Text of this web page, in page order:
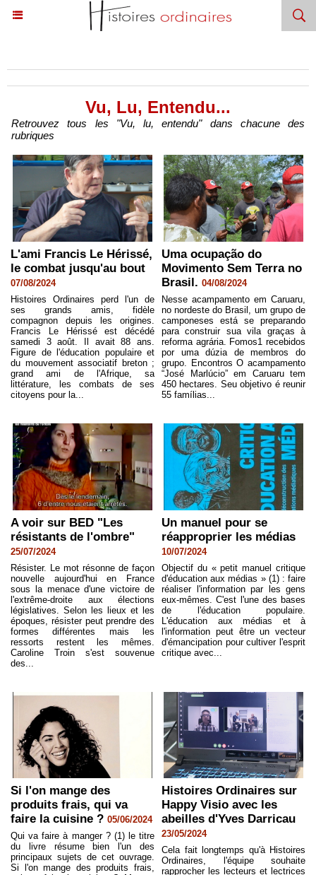
Vu, Lu, Entendu...
Retrouvez tous les "Vu, lu, entendu" dans chacune des
rubriques
L'ami Francis Le Hérissé,
le combat jusqu'au bout
07/08/2024
Histoires Ordinaires perd l'un de
ses grands amis, fidèle
compagnon depuis les origines.
Francis Le Hérissé est décédé
samedi 3 août. Il avait 88 ans.
Figure de l'éducation populaire et
du mouvement associatif breton ;
grand ami de l'Afrique, sa
littérature, les combats de ses
citoyens pour la...
Uma ocupação do
Movimento Sem Terra no
Brasil. 04/08/2024
Nesse acampamento em Caruaru,
no nordeste do Brasil, um grupo de
camponeses está se preparando
para construir sua vila graças à
reforma agrária. Fomos1 recebidos
por uma dúzia de membros do
grupo. Encontros O acampamento
“José Marlúcio” em Caruaru tem
450 hectares. Seu objetivo é reunir
55 famílias...
A voir sur BED "Les
résistants de l'ombre"
25/07/2024
Résister. Le mot résonne de façon
nouvelle aujourd'hui en France
sous la menace d'une victoire de
l'extrême-droite aux élections
législatives. Selon les lieux et les
époques, résister peut prendre des
formes différentes mais les
ressorts restent les mêmes.
Caroline Troin s'est souvenue
des...
Un manuel pour se
réapproprier les médias
10/07/2024
Objectif du « petit manuel critique
d'éducation aux médias » (1) : faire
réaliser l'information par les gens
eux-mêmes. C'est l'une des bases
de l'éducation populaire.
L'éducation aux médias et à
l'information peut être un vecteur
d'émancipation pour cultiver l'esprit
critique avec...
Si l'on mange des
produits frais, qui va
faire la cuisine ? 05/06/2024
Qui va faire à manger ? (1) le titre
du livre résume bien l'un des
principaux sujets de cet ouvrage.
Si l'on mange des produits frais,
Histoires Ordinaires sur
Happy Visio avec les
abeilles d'Yves Darricau
23/05/2024
Cela fait longtemps qu'à Histoires
Ordinaires, l'équipe souhaite
rapprocher les lecteurs et lectrices